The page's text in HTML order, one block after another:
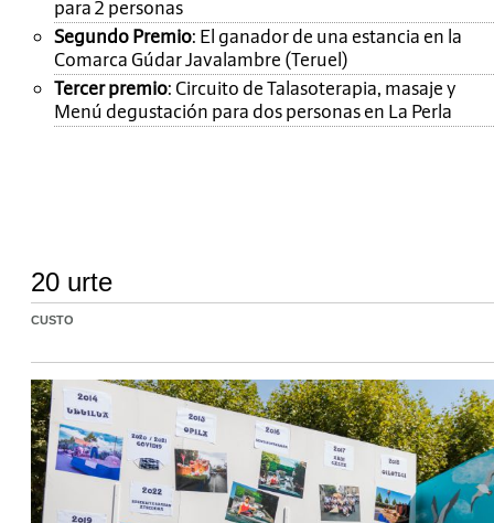
para 2 personas
Segundo Premio: El ganador de una estancia en la
Comarca Gúdar Javalambre (Teruel)
Tercer premio: Circuito de Talasoterapia, masaje y
Menú degustación para dos personas en La Perla
20 urte
CUSTO